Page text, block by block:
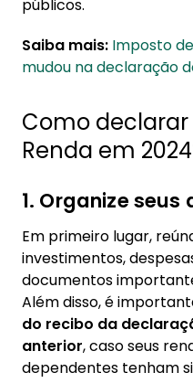
públicos.
Saiba mais: Imposto
mudou na declaração
Como
Renda em
1. Organize
Em primeiro lugar,
investimentos,
documentos
Além disso, é
do recibo da
anterior, caso seus
dependentes tenham